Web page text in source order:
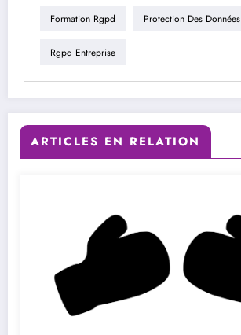
Formation Rgpd Protection Des Données
Rgpd Entreprise
ARTICLES EN RELATION